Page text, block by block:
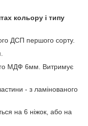
кольору і типу
ДСП першого сорту.
МДФ 6мм. Витримує
- з ламінованого
на 6 ніжок, або на